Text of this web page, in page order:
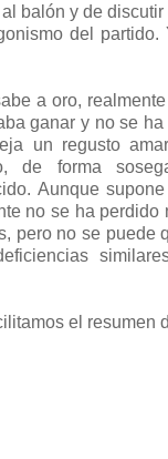
balón y de
del partido.
a oro,
ganar y no se
un regusto
de forma
Aunque
no se ha perdido
pero no se puede
el resumen